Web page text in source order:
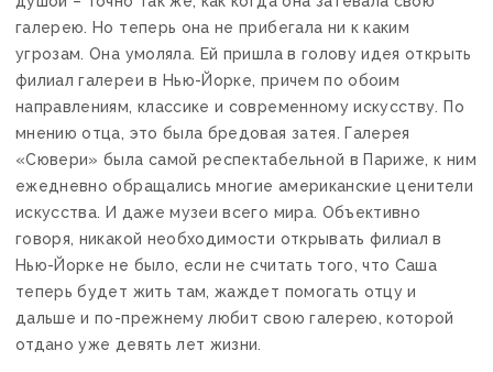
галерею. Но теперь она не прибегала ни к каким
угрозам. Она умоляла. Ей пришла в голову идея открыть
филиал галереи в Нью-Йорке, причем по обоим
направлениям, классике и современному искусству. По
мнению отца, это была бредовая затея. Галерея
«Сювери» была самой респектабельной в Париже, к ним
ежедневно обращались многие американские ценители
искусства. И даже музеи всего мира. Объективно
говоря, никакой необходимости открывать филиал в
Нью-Йорке не было, если не считать того, что Саша
теперь будет жить там, жаждет помогать отцу и
дальше и по-прежнему любит свою галерею, которой
отдано уже девять лет жизни.